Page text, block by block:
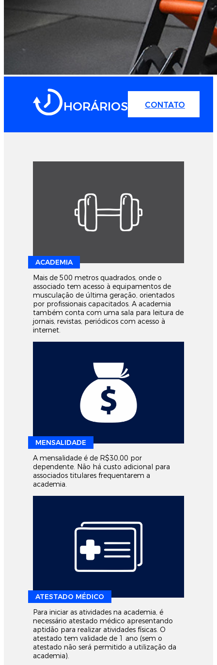
HORÁRIOS CONTATO
ACADEMIA
Mais de 500 metros quadrados, onde o
associado tem acesso à equipamentos de
musculação de última geração, orientados
por profissionais capacitados. A academia
também conta com uma sala para leitura de
jornais, revistas, periódicos com acesso à
internet.
MENSALIDADE
A mensalidade é de R$30,00 por
dependente. Não há custo adicional para
associados titulares frequentarem a
academia.
ATESTADO MÉDICO
Para iniciar as atividades na academia, é
necessário atestado médico apresentando
aptidão para realizar atividades físicas. O
atestado tem validade de 1 ano (sem o
atestado não será permitido a utilização da
academia).